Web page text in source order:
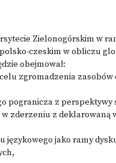
Zielonogórskim w
czeskim w obliczu
obejmował:
zgromadzenia zasobów
pogranicza z perspektywy
zderzeniu z
językowego jako ramy